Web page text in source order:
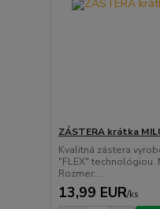
ZÁSTERA krátka
Kvalitná zástera
"FLEX" technológiou.
Rozmer:...
13,99 EUR/ks